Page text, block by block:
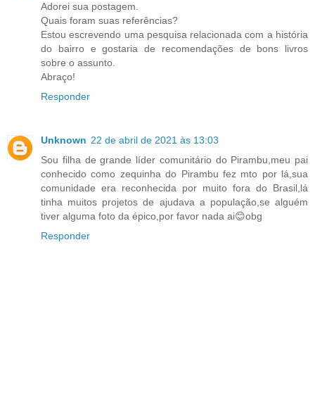
Adorei sua postagem.
Quais foram suas referências?
Estou escrevendo uma pesquisa relacionada com a história
do bairro e gostaria de recomendações de bons livros
sobre o assunto.
Abraço!
Responder
Unknown 22 de abril de 2021 às 13:03
Sou filha de grande líder comunitário do Pirambu,meu pai
conhecido como zequinha do Pirambu fez mto por lá,sua
comunidade era reconhecida por muito fora do Brasil,lá
tinha muitos projetos de ajudava a população,se alguém
tiver alguma foto da épico,por favor nada ai😊obg
Responder